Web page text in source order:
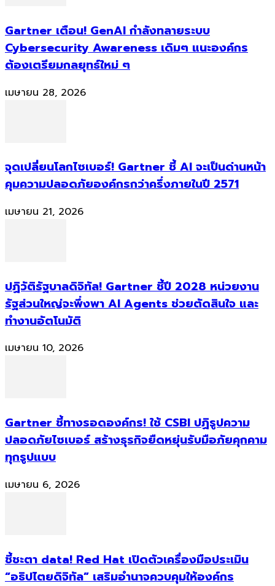
Gartner เตือน! GenAI กำลังทลายระบบ
Cybersecurity Awareness เดิมๆ แนะองค์กร
ต้องเตรียมกลยุทธ์ใหม่ ๆ
เมษายน 28, 2026
จุดเปลี่ยนโลกไซเบอร์! Gartner ชี้ AI จะเป็นด่านหน้า
คุมความปลอดภัยองค์กรกว่าครึ่งภายในปี 2571
เมษายน 21, 2026
ปฏิวัติรัฐบาลดิจิทัล! Gartner ชี้ปี 2028 หน่วยงาน
รัฐส่วนใหญ่จะพึ่งพา AI Agents ช่วยตัดสินใจ และ
ทำงานอัตโนมัติ
เมษายน 10, 2026
Gartner ชี้ทางรอดองค์กร! ใช้ CSBI ปฏิรูปความ
ปลอดภัยไซเบอร์ สร้างธุรกิจยืดหยุ่นรับมือภัยคุกคาม
ทุกรูปแบบ
เมษายน 6, 2026
ชี้ชะตา data! Red Hat เปิดตัวเครื่องมือประเมิน
“อธิปไตยดิจิทัล” เสริมอำนาจควบคุมให้องค์กร